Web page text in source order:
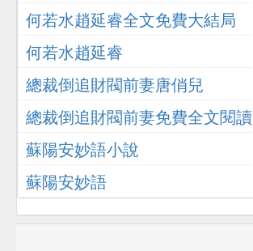
何若水趙延睿全文免費大結局
何若水趙延睿
總裁倒追財閥前妻唐俏兒
總裁倒追財閥前妻免費全文閱讀
蘇陽安妙語小說
蘇陽安妙語